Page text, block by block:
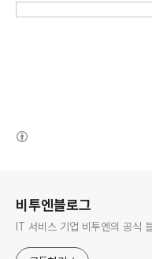
비투엔블로그
IT 서비스 기업 비투엔의 공식